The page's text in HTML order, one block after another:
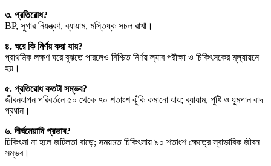
৩. প্রতিরোধ?
BP, সুগার নিয়ন্ত্রণ, ব্যায়াম, মস্তিষ্ক সচল রাখা।
৪. ঘরে কি নির্ণয় করা যায়?
প্রাথমিক লক্ষণ ঘরে বুঝতে পারলেও নিশ্চিত নির্ণয় ল্যাব পরীক্ষা ও চিকিৎসকের মূল্যায়নে
হয়।
৫. প্রতিরোধ কতটা সম্ভব?
জীবনযাপন পরিবর্তনে ৫০ থেকে ৭০ শতাংশ ঝুঁকি কমানো যায়; ব্যায়াম, পুষ্টি ও ধূমপান বাদ
প্রধান।
৬. দীর্ঘমেয়াদি প্রভাব?
চিকিৎসা না হলে জটিলতা বাড়ে; সময়মত চিকিৎসায় ৯০ শতাংশ ক্ষেত্রে স্বাভাবিক জীবন
সম্ভব।